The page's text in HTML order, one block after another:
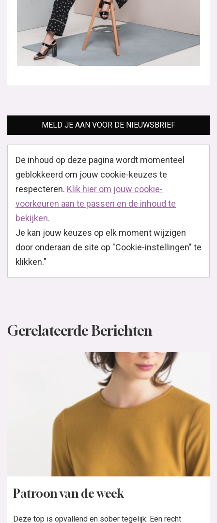
MELD JE AAN VOOR DE NIEUWSBRIEF
De inhoud op deze pagina wordt momenteel
geblokkeerd om jouw cookie-keuzes te
respecteren. Klik hier om jouw cookie-
voorkeuren aan te passen en de inhoud te
bekijken.
Je kan jouw keuzes op elk moment wijzigen
door onderaan de site op "Cookie-instellingen" te
klikken."
Gerelateerde Berichten
Patroon van de week
Deze top is opvallend en sober tegelijk. Een recht